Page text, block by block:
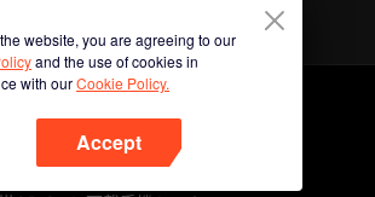
website, you are agreeing to our
and the use of cookies in
with ourCookie Policy.
Accept